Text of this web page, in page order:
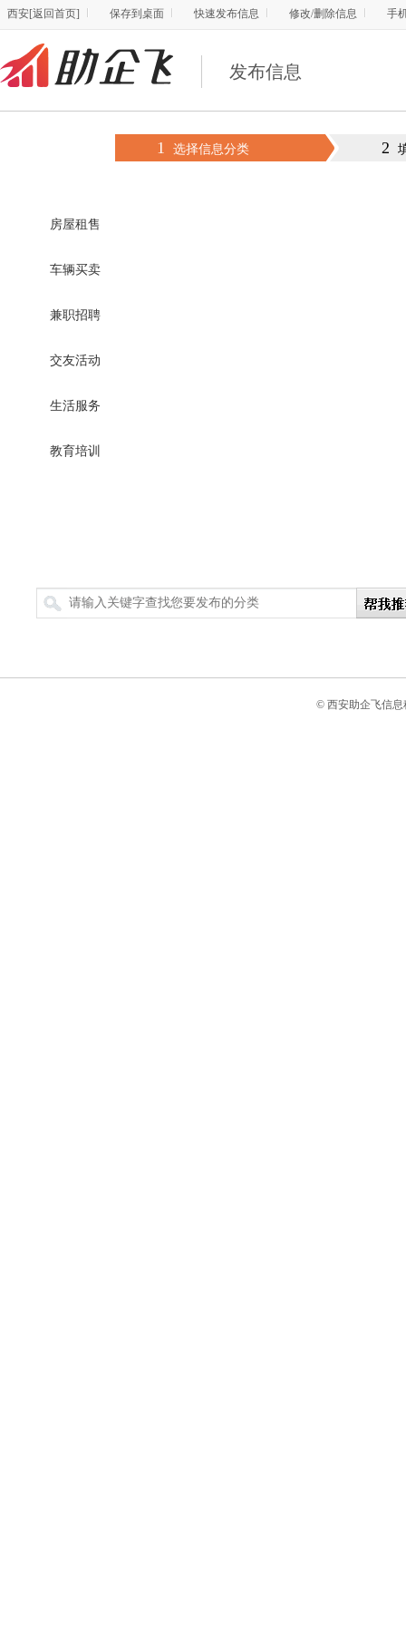
西安[返回首页] 保存到桌面 快速发布信息 修改/删除信息 手
发布信息
1 选择信息分类 2
房屋租售
车辆买卖
兼职招聘
交友活动
生活服务
教育培训
搜索
© 西安助企飞信